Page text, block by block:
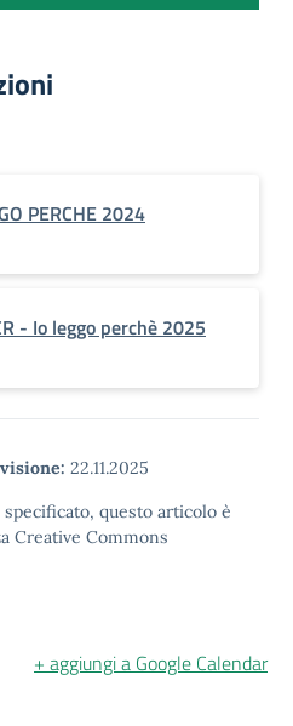
PERCHE 2024
- Io leggo perchè 2025
22.11.2025
questo articolo è
Creative Commons
+ aggiungi a Google Calendar